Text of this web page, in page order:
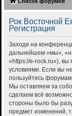
Рок Восточной
Регистрация
Заходя на
дальнейшем «мы»,
«https://e-rock.ru»), вы
условиями. Если вы
пользуйтесь
Мы оставляем за
сделаем всё
стороны было бы
предмет изменений,